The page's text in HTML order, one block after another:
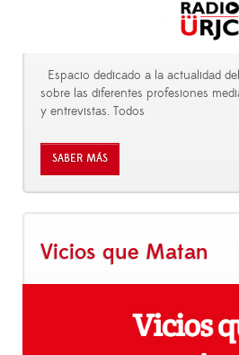
Espacio dedicado a la actualidad
sobre las diferentes profesiones
y entrevistas. Todos
SABER MÁS
Vicios que Matan